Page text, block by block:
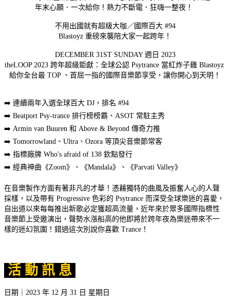
年末心願．一次給你！熱力不斷電．狂嗨一整夜！
不用出國就有超級大咖／國際百大 #94
Blastoyz 重磅來襲陪大家一起跨年！
DECEMBER 31ST SUNDAY 週日 2023
theLOOP 2023 跨年超級鉅獻：全球公認 Psytrance 當紅炸子雞 Blastoyz
給你全台最 TOP 、首屈一指的國際音樂節享受，讓你開心到天明！
➡️ 連續兩年入選全球百大 DJ，排名 #94
➡️ Beatport Psy-trance 排行榜榜霸、ASOT 常駐主秀
➡️ Armin van Buuren 和 Above & Beyond 傳奇力推
➡️ Tomorrowland、Ultra、Ozora 等頂尖音樂節常客
➡️ 指標廠牌 Who's afraid of 138 欽點發行
➡️ 經典神曲《Zoom》、《Mandala》、《Parvati Valley》
在音樂製作方面有著非凡的才華！憑藉獨特的曲風及振奮人心的人聲
採樣，以及帶有 Progressive 色彩的 Psytrance 而深受全球樂迷的喜愛，
自出道以來每每推出新歌必定獲超高流量，近年來於眾多國際指標性
音樂節上受邀演出，聲勢水漲船高的他即將於跨年夜為樂迷帶來不一
樣的迷幻氛圍！錯過這次別說你喜歡 Trance！
活 動 訊 息
日期｜2023 年 12 月 31 日 星期日